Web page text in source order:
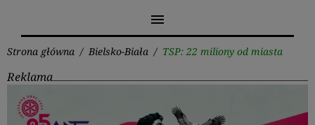
menu
Strona główna / Bielsko-Biała / TSP: 22 miliony od miasta
Reklama